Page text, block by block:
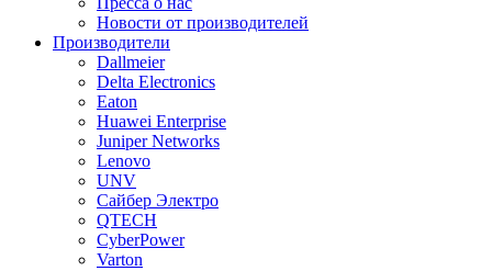
Новости от производителей
Производители
Dallmeier
Delta Electronics
Eaton
Huawei Enterprise
Juniper Networks
Lenovo
UNV
Сайбер Электро
QTECH
CyberPower
Varton